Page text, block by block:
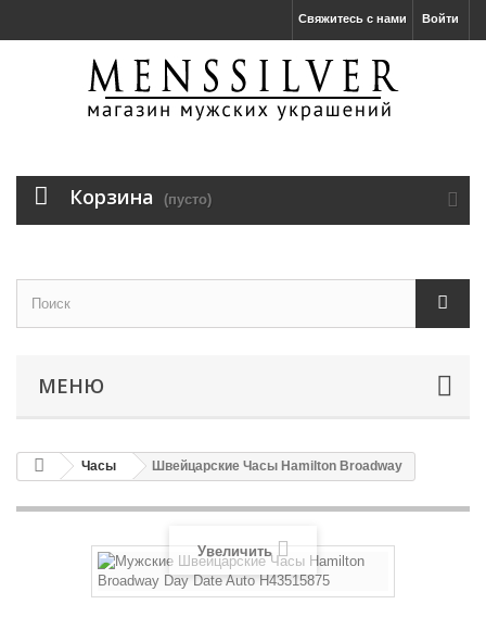
Войти
Свяжитесь с нами
Корзина (пусто)
МЕНЮ
Часы Швейцарские Часы Hamilton Broadway
Увеличить